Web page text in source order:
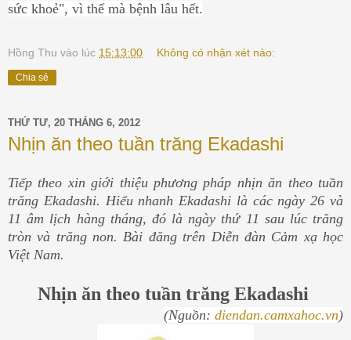
sức khoẻ", vì thế mà bệnh lâu hết.
Hồng Thu vào lúc 15:13:00 Không có nhận xét nào:
Chia sẻ
THỨ TƯ, 20 THÁNG 6, 2012
Nhịn ăn theo tuần trăng Ekadashi
Tiếp theo xin giới thiệu phương pháp nhịn ăn theo tuần
trăng Ekadashi. Hiểu nhanh Ekadashi là các ngày 26 và
11 âm lịch hàng tháng, đó là ngày thứ 11 sau lúc trăng
tròn và trăng non. Bài đăng trên Diễn đàn Cảm xạ học
Việt Nam.
Nhịn ăn theo tuần trăng Ekadashi
(Nguồn: diendan.camxahoc.vn)